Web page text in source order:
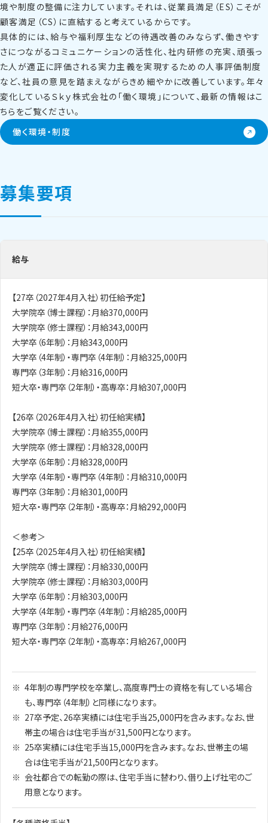
境や制度の整備に注力しています。それは、従業員満足（ES）こそが
顧客満足（CS）に直結すると考えているからです。
具体的には、給与や福利厚生などの待遇改善のみならず、働きやす
さにつながるコミュニケーションの活性化、社内研修の充実、頑張っ
た人が適正に評価される実力主義を実現するための人事評価制度
など、社員の意見を踏まえながらきめ細やかに改善しています。年々
変化しているＳｋｙ株式会社の「働く環境」について、最新の情報はこ
ちらをご覧ください。
働く環境・制度
募集要項
給与
【27卒（2027年4月入社）初任給予定】
大学院卒（博士課程）：月給370,000円
大学院卒（修士課程）：月給343,000円
大学卒（6年制）：月給343,000円
大学卒（4年制）・専門卒（4年制）：月給325,000円
専門卒（3年制）：月給316,000円
短大卒・専門卒（2年制）・高専卒：月給307,000円
【26卒（2026年4月入社）初任給実績】
大学院卒（博士課程）：月給355,000円
大学院卒（修士課程）：月給328,000円
大学卒（6年制）：月給328,000円
大学卒（4年制）・専門卒（4年制）：月給310,000円
専門卒（3年制）：月給301,000円
短大卒・専門卒（2年制）・高専卒：月給292,000円
＜参考＞
【25卒（2025年4月入社）初任給実績】
大学院卒（博士課程）：月給330,000円
大学院卒（修士課程）：月給303,000円
大学卒（6年制）：月給303,000円
大学卒（4年制）・専門卒（4年制）：月給285,000円
専門卒（3年制）：月給276,000円
短大卒・専門卒（2年制）・高専卒：月給267,000円
4年制の専門学校を卒業し、高度専門士の資格を有している場合
も、専門卒（4年制）と同様になります。
27卒予定、26卒実績には住宅手当25,000円を含みます。なお、世
帯主の場合は住宅手当が31,500円となります。
25卒実績には住宅手当15,000円を含みます。なお、世帯主の場
合は住宅手当が21,500円となります。
会社都合での転勤の際は、住宅手当に替わり、借り上げ社宅のご
用意となります。